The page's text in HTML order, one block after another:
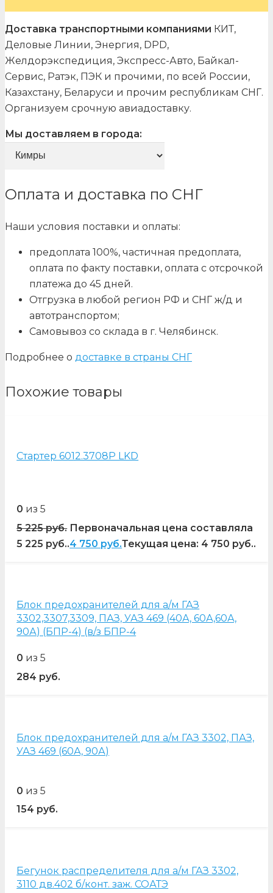
Доставка транспортными компаниями КИТ,
Деловые Линии, Энергия, DPD,
Желдорэкспедиция, Экспресс-Авто, Байкал-
Сервис, Ратэк, ПЭК и прочими, по всей России,
Казахстану, Беларуси и прочим республикам СНГ.
Организуем срочную авиадоставку.
Мы доставляем в города:
Оплата и доставка по СНГ
Наши условия поставки и оплаты:
предоплата 100%, частичная предоплата,
оплата по факту поставки, оплата с отсрочкой
платежа до 45 дней.
Отгрузка в любой регион РФ и СНГ ж/д и
автотранспортом;
Самовывоз со склада в г. Челябинск.
Подробнее о доставке в страны СНГ
Похожие товары
Стартер 6012.3708Р LKD
0 из 5
5 225руб. Первоначальная цена составляла
5 225 руб..4 750 руб.Текущая цена: 4 750 руб..
Блок предохранителей для а/м ГАЗ
3302,3307,3309, ПАЗ, УАЗ 469 (40А, 60А,60А,
90А) (БПР-4) (в/з БПР-4
0 из 5
284 руб.
Блок предохранителей для а/м ГАЗ 3302, ПАЗ,
УАЗ 469 (60А, 90А)
0 из 5
154 руб.
Бегунок распределителя для а/м ГАЗ 3302,
3110 дв.402 б/конт. заж. СОАТЭ